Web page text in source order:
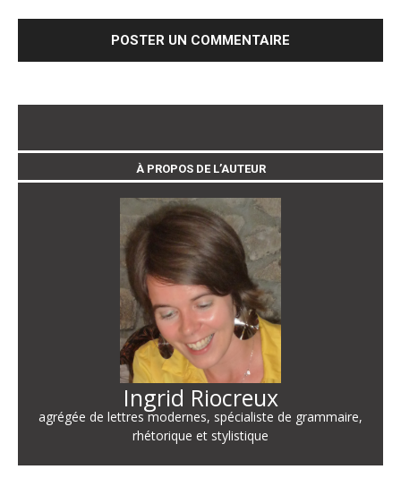
À PROPOS DE L’AUTEUR
Ingrid Riocreux
agrégée de lettres modernes, spécialiste de grammaire,
rhétorique et stylistique